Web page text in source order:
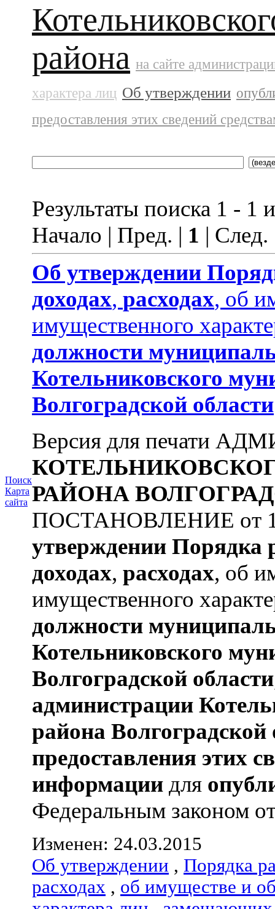
Поиск
Карта
сайта
района на сайте
характера лиц Об утверждении
предоставления этих сведений
Результаты поиска 1 - 1
Начало | Пред. | 1 |
Об утверждении
доходах, расходах, об
имущественного
должности
Котельниковского
Волгоградской области
Версия для печати
РАЙОНА
ПОСТАНОВЛЕНИЕ от
утверждении Порядка
доходах, расходах, об
имущественного
должности
Котельниковского
Волгоградской области
администрации
района Волгоградской
предоставления этих
информации для
Федеральным законом
Изменен: 24.03.2015
Об утверждении , Порядка
расходах , об имуществе и